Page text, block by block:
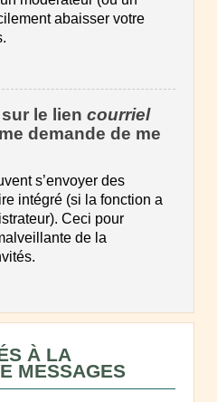
abaisser votre
le lien courriel
demande de me
s’envoyer des
intégré (si la fonction a
Ceci pour
de la
À LA
MESSAGES